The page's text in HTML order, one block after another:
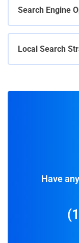
Search Engine
Local Search
Have